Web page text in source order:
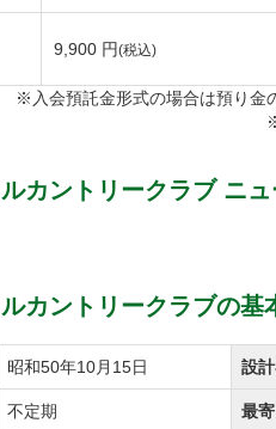
9,900 円(税込)
※入会預託金形式の場合は預り金
カントリークラブ ニュ
カントリークラブの基
昭和50年10月15日 設
不定期 最